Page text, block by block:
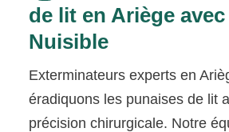
de lit en Ariège
Nuisible
Exterminateurs experts en
éradiquons les punaises de lit
précision chirurgicale. Notre